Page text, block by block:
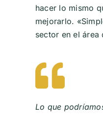
hacer lo mismo
mejorarlo.
sector en el
Lo que